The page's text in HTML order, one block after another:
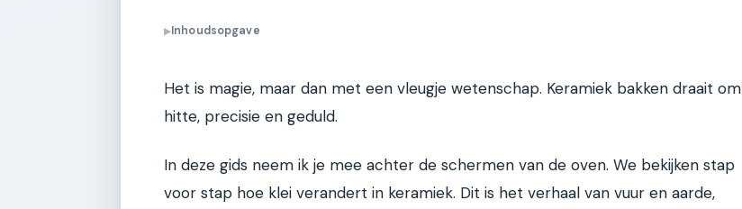
▶Inhoudsopgave
Het is magie, maar dan met een vleugje wetenschap. Keramiek bakken draait om
hitte, precisie en geduld.
In deze gids neem ik je mee achter de schermen van de oven. We bekijken stap
voor stap hoe klei verandert in keramiek. Dit is het verhaal van vuur en aarde,